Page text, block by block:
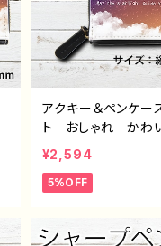
アクキー＆ペンケ
ト おしゃれ かわ
ス エモい おす
気 イラストレー
オリジナル デザイ
¥2,594
5%OFF